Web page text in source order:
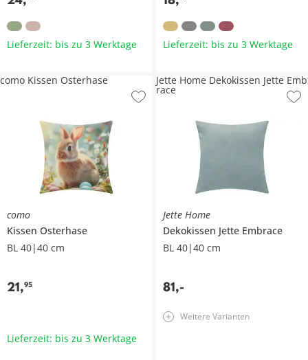
Lieferzeit: bis zu 3 Werktage Lieferzeit: bis zu 3 Werktage
como
Kissen Osterhase
BL 40|40 cm
21,95
como Kissen Osterhase
Lieferzeit: bis zu 3 Werktage
Jette Home
Dekokissen Jette Embrace
BL 40|40 cm
81,-
Jette Home Dekokissen Jette Emb
race
Weitere Varianten